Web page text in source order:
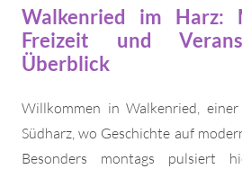
Walkenried im Harz:
Freizeit und
Überblick
Willkommen in Walkenried,
Südharz, wo Geschichte auf
Besonders montags pulsiert